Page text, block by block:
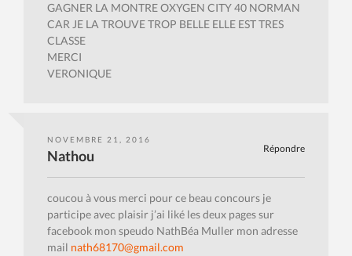
GAGNER LA MONTRE OXYGEN CITY 40 NORMAN
CAR JE LA TROUVE TROP BELLE ELLE EST TRES
CLASSE
MERCI
VERONIQUE
NOVEMBRE 21, 2016
Répondre
Nathou
coucou à vous merci pour ce beau concours je
participe avec plaisir j’ai liké les deux pages sur
facebook mon speudo NathBéa Muller mon adresse
mail nath68170@gmail.com